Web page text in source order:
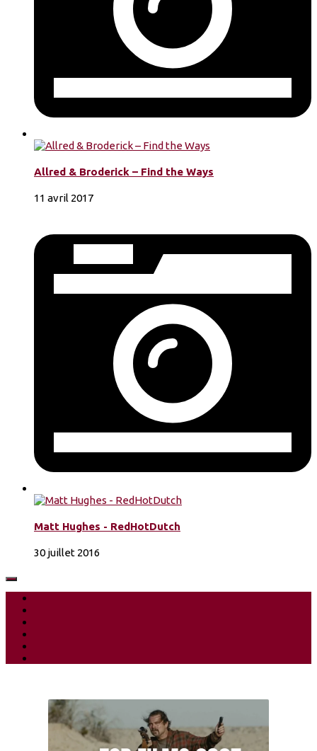
Allred & Broderick – Find the Ways
11 avril 2017
Matt Hughes - RedHotDutch
30 juillet 2016